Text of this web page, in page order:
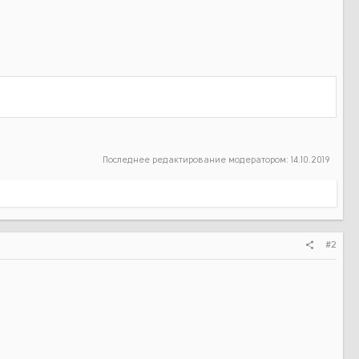
Последнее редактирование модератором: 14.10.2019
#2